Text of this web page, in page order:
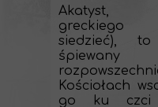
greckiego
siedzieć),
Kościołach
go ku czci